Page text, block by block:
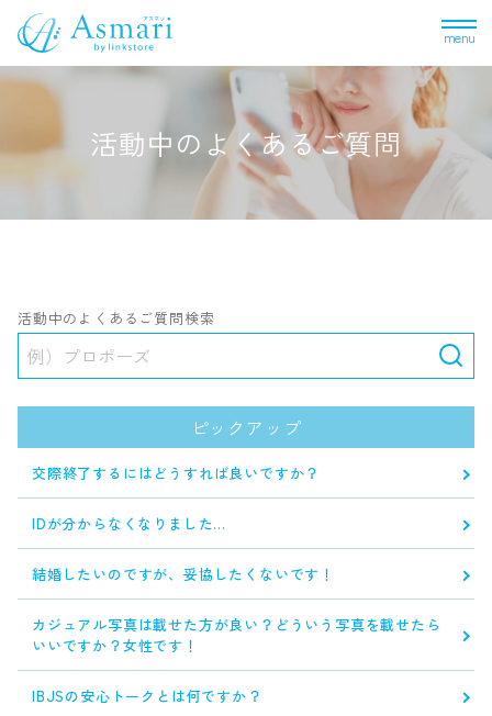
menu
活動中のよくあるご質問
活動中のよくあるご質問検索
ピックアップ
交際終了するにはどうすれば良いですか？
IDが分からなくなりました…
結婚したいのですが、妥協したくないです！
カジュアル写真は載せた方が良い？どういう写真を載せたら
いいですか？女性です！
IBJSの安心トークとは何ですか？